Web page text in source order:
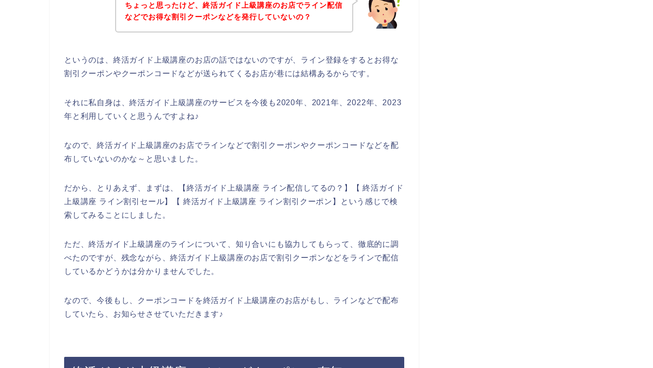
ちょっと思ったけど、終活ガイド上級講座のお店でライン配信
などでお得な割引クーポンなどを発行していないの？
というのは、終活ガイド上級講座のお店の話ではないのですが、ライン登録をするとお得な
割引クーポンやクーポンコードなどが送られてくるお店が巷には結構あるからです。
それに私自身は、終活ガイド上級講座のサービスを今後も2020年、2021年、2022年、2023
年と利用していくと思うんですよね♪
なので、終活ガイド上級講座のお店でラインなどで割引クーポンやクーポンコードなどを配
布していないのかな～と思いました。
だから、とりあえず、まずは、【終活ガイド上級講座 ライン配信してるの？】【 終活ガイド
上級講座 ライン割引セール】【 終活ガイド上級講座 ライン割引クーポン】という感じで検
索してみることにしました。
ただ、終活ガイド上級講座のラインについて、知り合いにも協力してもらって、徹底的に調
べたのですが、残念ながら、終活ガイド上級講座のお店で割引クーポンなどをラインで配信
しているかどうかは分かりませんでした。
なので、今後もし、クーポンコードを終活ガイド上級講座のお店がもし、ラインなどで配布
していたら、お知らせさせていただきます♪